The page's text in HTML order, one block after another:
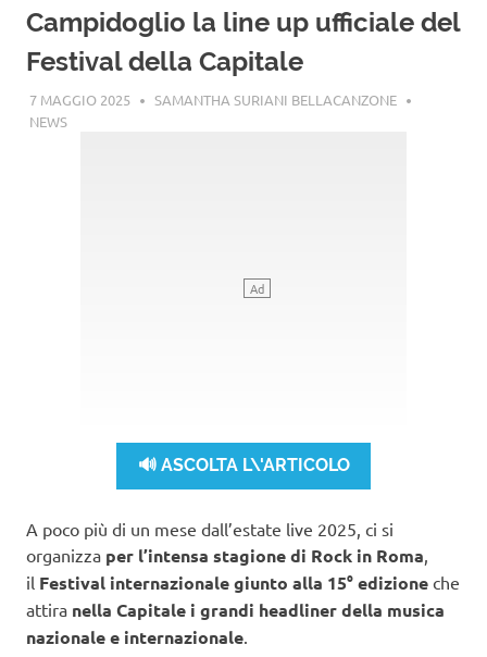
Campidoglio la line up ufficiale del
Festival della Capitale
7 MAGGIO 2025
SAMANTHA SURIANI BELLACANZONE
NEWS
🔊 ASCOLTA L\'ARTICOLO
A poco più di un mese dall’estate live 2025, ci si
organizza per l’intensa stagione di Rock in Roma
il Festival internazionale giunto alla 15° edizione che
attira nella Capitale i grandi headliner della musica
nazionale e internazionale